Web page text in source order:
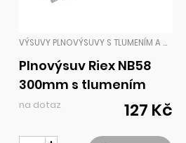
VÝSUVY PLNOVÝSUVY S TLUMENÍM A DOTAHEM
Plnovýsuv Riex NB58
300mm s tlumením
35kg H45 chrom
na dotaz 127 Kč